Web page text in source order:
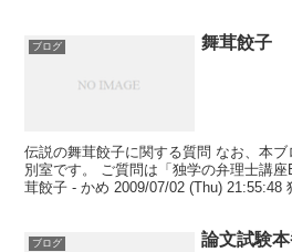
ブログ 舞茸餃子
伝説の舞茸餃子に関する質問 なお、本
別室です。 ご質問は「独学の弁理士講
茸餃子 - かめ 2009/07/02 (Thu) 21:55:48
ブログ 論文試験